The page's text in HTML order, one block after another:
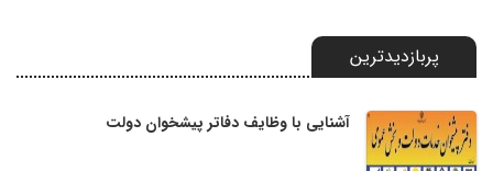
پربازدیدترین
آشنایی با وظایف دفاتر پیشخوان دولت